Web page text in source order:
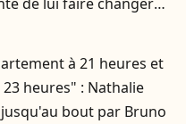
à 21 heures et
heures" : Nathalie
bout par Bruno